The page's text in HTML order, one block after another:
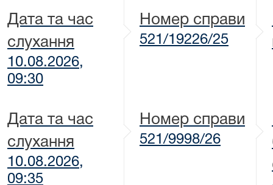
Дата та час
слухання
10.08.2026,
09:30
Номер справи
521/19226/25
Дата та час
слухання
10.08.2026,
09:35
Номер справи
521/9998/26